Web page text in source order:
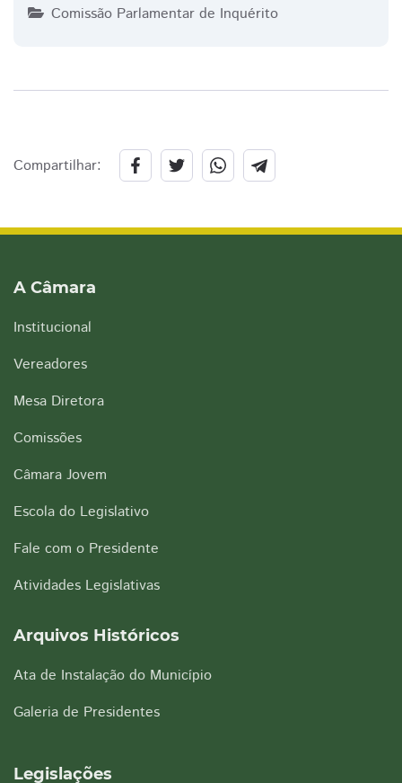
Comissão Parlamentar de Inquérito
Compartilhar:
A Câmara
Institucional
Vereadores
Mesa Diretora
Comissões
Câmara Jovem
Escola do Legislativo
Fale com o Presidente
Atividades Legislativas
Arquivos Históricos
Ata de Instalação do Município
Galeria de Presidentes
Legislações